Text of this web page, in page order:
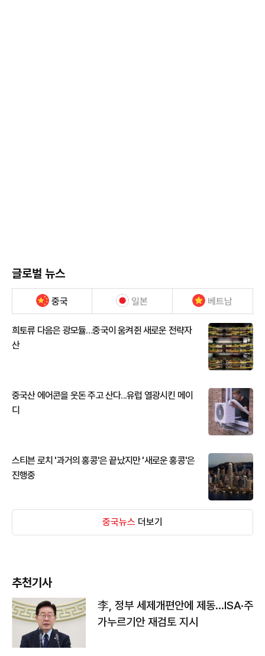
글로벌 뉴스
중국 일본 베트남
희토류 다음은 광모듈…중국이 움켜쥔 새로운 전략자
산
중국산 에어콘을 웃돈 주고 산다...유럽 열광시킨 메이
디
스티븐 로치 '과거의 홍콩'은 끝났지만 '새로운 홍콩'은
진행중
중국뉴스 더보기
추천기사
李, 정부 세제개편안에 제동…ISA·주
가누르기안 재검토 지시